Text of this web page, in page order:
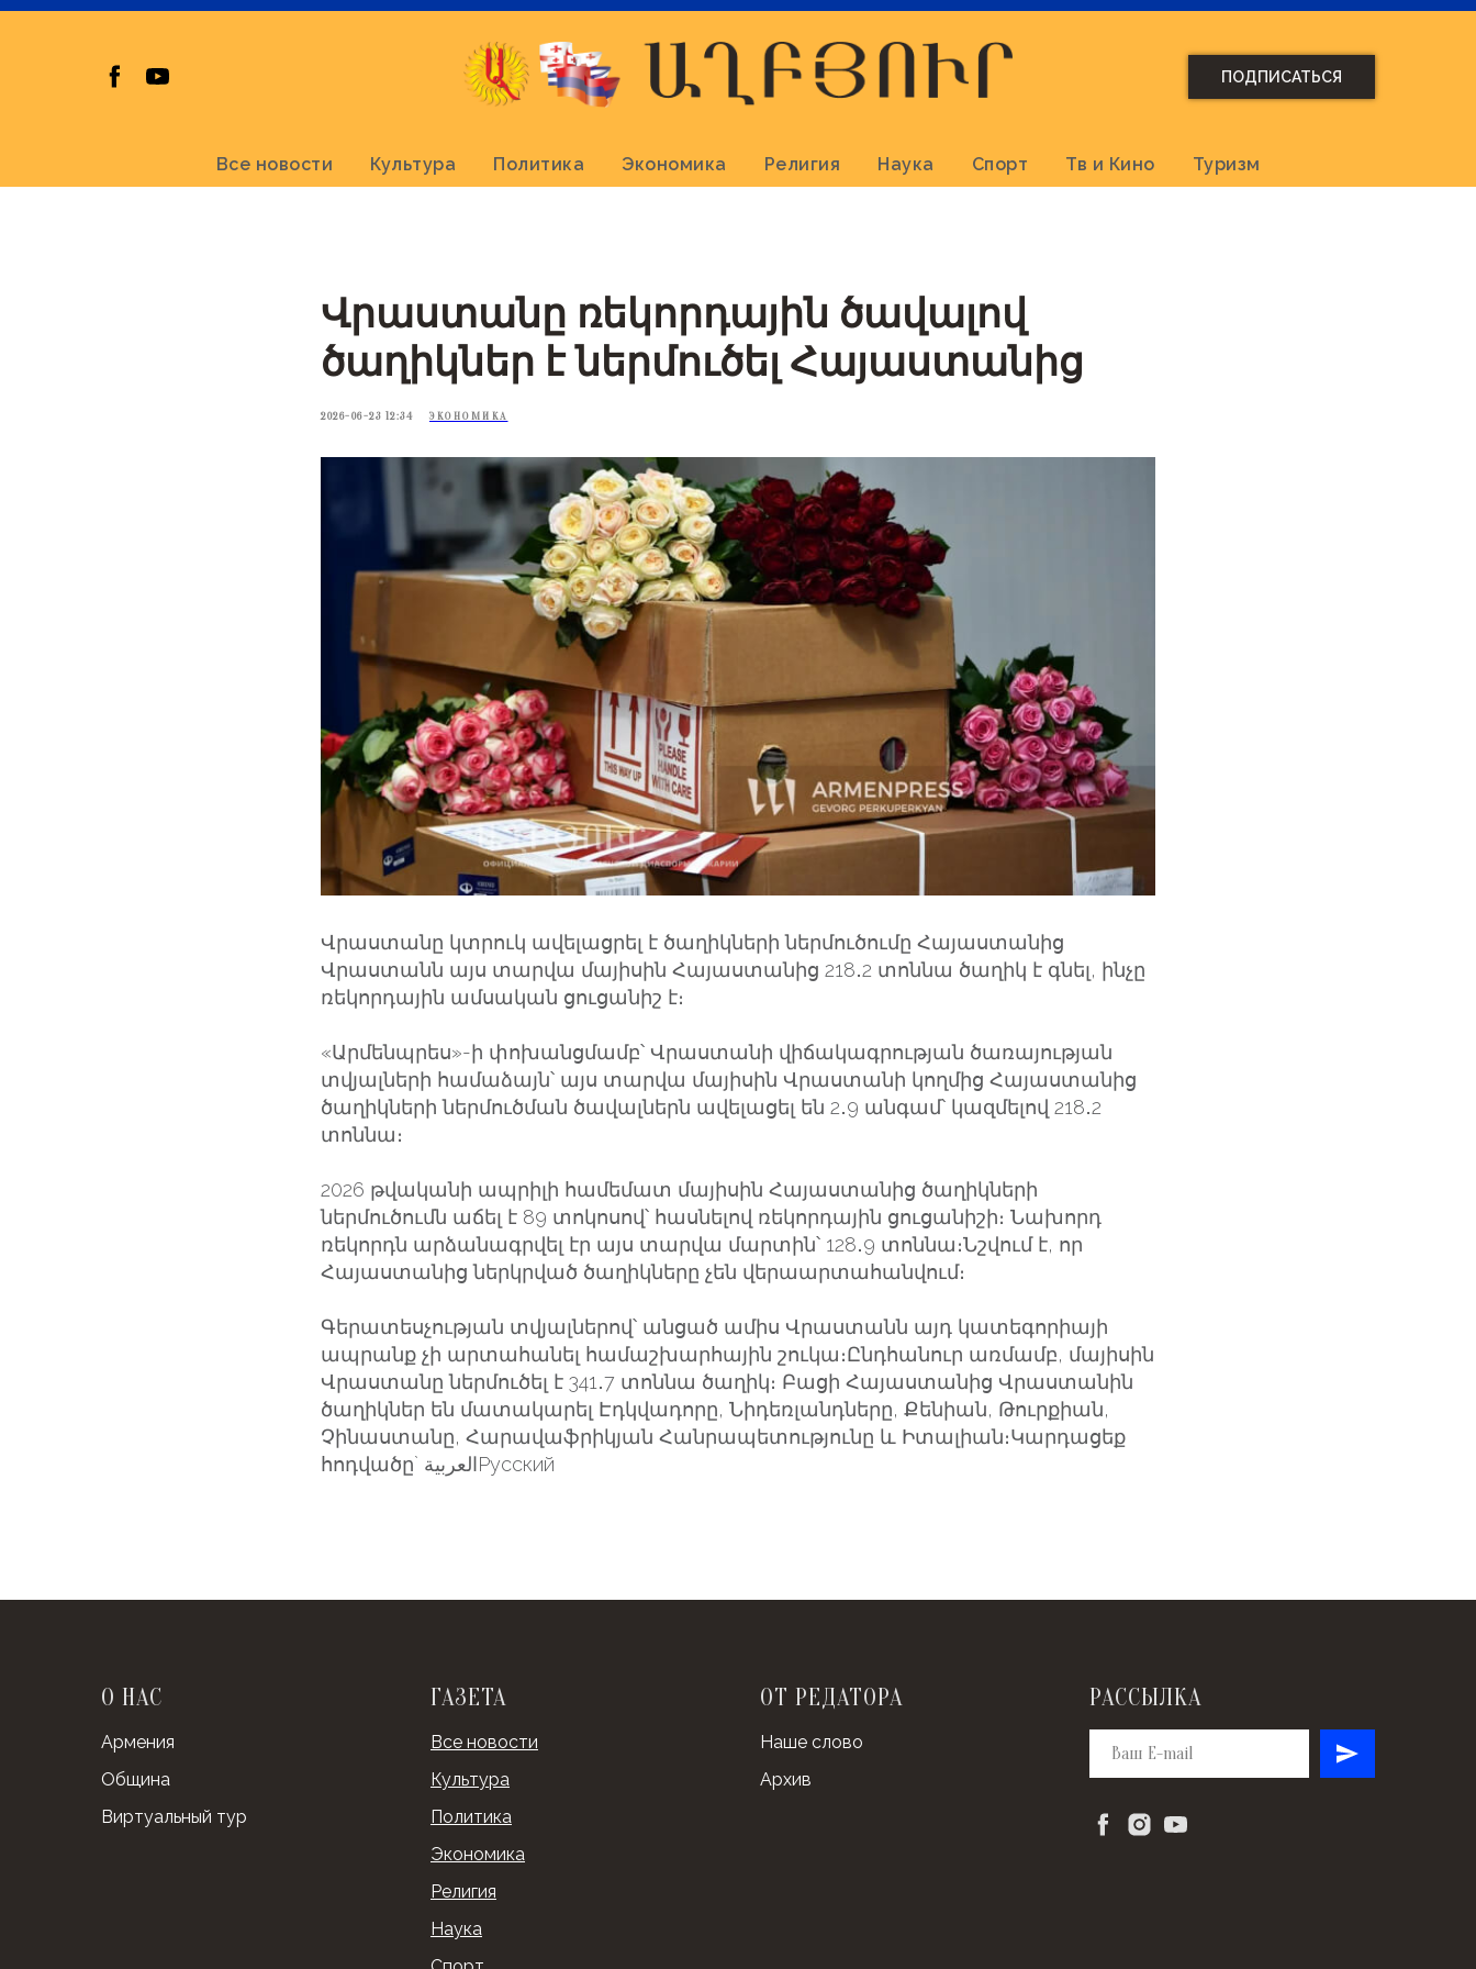
ПОДПИСАТЬСЯ
Все новости Культура Политика Экономика Религия Наука Спорт Тв и Кино Туризм
Վրաստանը ռեկորդային ծավալով
ծաղիկներ է ներմուծել Հայաստանից
2026-06-23 12:34 ЭКОНОМИКА
Վրաստանը կտրուկ ավելացրել է ծաղիկների ներմուծումը Հայաստանից
Վրաստանն այս տարվա մայիսին Հայաստանից 218․2 տոննա ծաղիկ է գնել, ինչը
ռեկորդային ամսական ցուցանիշ է։
«Արմենպրես»-ի փոխանցմամբ՝ Վրաստանի վիճակագրության ծառայության
տվյալների համաձայն՝ այս տարվա մայիսին Վրաստանի կողմից Հայաստանից
ծաղիկների ներմուծման ծավալներն ավելացել են 2․9 անգամ՝ կազմելով 218․2
տոննա։
2026 թվականի ապրիլի համեմատ մայիսին Հայաստանից ծաղիկների
ներմուծումն աճել է 89 տոկոսով՝ հասնելով ռեկորդային ցուցանիշի։ Նախորդ
ռեկորդն արձանագրվել էր այս տարվա մարտին՝ 128․9 տոննա։Նշվում է, որ
Հայաստանից ներկրված ծաղիկները չեն վերաարտահանվում։
Գերատեսչության տվյալներով՝ անցած ամիս Վրաստանն այդ կատեգորիայի
ապրանք չի արտահանել համաշխարհային շուկա։Ընդհանուր առմամբ, մայիսին
Վրաստանը ներմուծել է 341․7 տոննա ծաղիկ։ Բացի Հայաստանից Վրաստանին
ծաղիկներ են մատակարել Էդկվադորը, Նիդեռլանդները, Քենիան, Թուրքիան,
Չինաստանը, Հարավաֆրիկյան Հանրապետությունը և Իտալիան։Կարդացեք
հոդվածը` العربيةРусский
О НАС
Армения
Община
Виртуальный тур
ГАЗЕТА
Все новости
Культура
Политика
Экономика
Религия
Наука
ОТ РЕДАТОРА
Наше слово
Архив
РАССЫЛКА